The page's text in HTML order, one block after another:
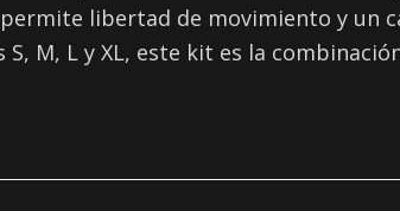
libertad de movimiento y
M, L y XL, este kit es la